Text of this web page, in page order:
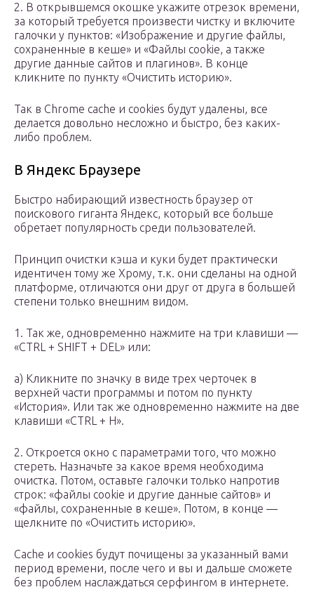
2. В открывшемся окошке укажите отрезок времени,
за который требуется произвести чистку и включите
галочки у пунктов: «Изображение и другие файлы,
сохраненные в кеше» и «Файлы cookie, а также
другие данные сайтов и плагинов». В конце
кликните по пункту «Очистить историю».
Так в Chrome cache и cookies будут удалены, все
делается довольно несложно и быстро, без каких-
либо проблем.
В Яндекс Браузере
Быстро набирающий известность браузер от
поискового гиганта Яндекс, который все больше
обретает популярность среди пользователей.
Принцип очистки кэша и куки будет практически
идентичен тому же Хрому, т.к. они сделаны на одной
платформе, отличаются они друг от друга в большей
степени только внешним видом.
1. Так же, одновременно нажмите на три клавиши —
«CTRL + SHIFT + DEL» или:
а) Кликните по значку в виде трех черточек в
верхней части программы и потом по пункту
«История». Или так же одновременно нажмите на две
клавиши «CTRL + H».
2. Откроется окно с параметрами того, что можно
стереть. Назначьте за какое время необходима
очистка. Потом, оставьте галочки только напротив
строк: «файлы cookie и другие данные сайтов» и
«файлы, сохраненные в кеше». Потом, в конце —
щелкните по «Очистить историю».
Cache и cookies будут почищены за указанный вами
период времени, после чего и вы и дальше сможете
без проблем наслаждаться серфингом в интернете.